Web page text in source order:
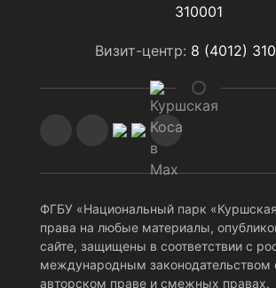
310001
Визит-центр: 8 (4012)
ФГБУ «Национальный парк
права на любые материалы,
сайте, защищены в соответствии с
международным законодательством
авторском праве и смежных правах.